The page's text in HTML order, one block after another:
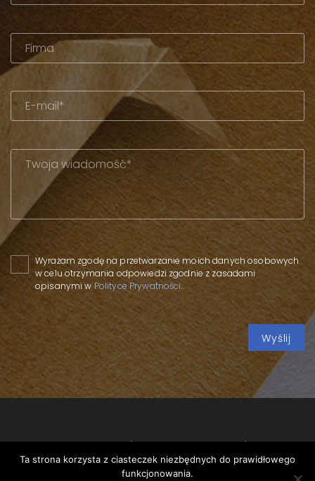
Please leave this field empty.
Wyrażam zgodę na przetwarzanie moich danych osobowych
w celu otrzymania odpowiedzi zgodnie z zasadami
opisanymi w Polityce Prywatności.
cookies /
Ta strona korzysta z ciasteczek niezbędnych do prawidłowego
funkcjonowania.